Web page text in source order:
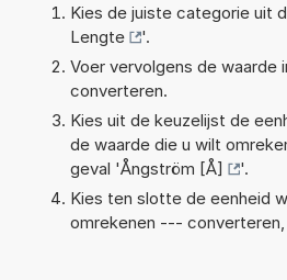
Kies de juiste categorie uit
Lengte
'.
Voer vervolgens de waarde
converteren.
Kies uit de keuzelijst de
de waarde die u wilt
geval 'Ångström [Å]
'.
Kies ten slotte de eenheid
omrekenen --- converteren,